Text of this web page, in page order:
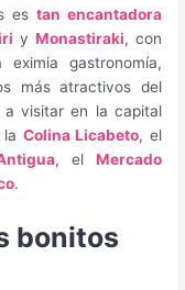
es tan encantadora
y Monastiraki, con
gastronomía,
más atractivos del
a visitar en la capital
Colina Licabeto, el
, el Mercado
.
bonitos